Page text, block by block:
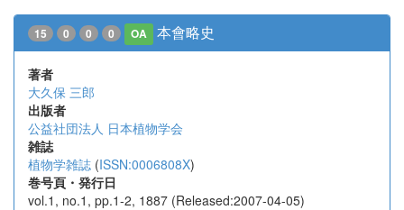
15 0 0 0 OA 本會略史
著者
大久保 三郎
出版者
公益社団法人 日本植物学会
雑誌
植物学雑誌 (ISSN:0006808X)
巻号頁・発行日
vol.1, no.1, pp.1-2, 1887 (Released:2007-04-05)